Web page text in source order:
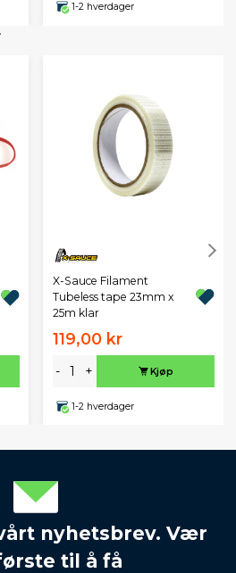
1-2 hverdager
X-Sauce Filament
Tubeless tape 23mm x
25m klar
119,00 kr
- + Kjøp
1-2 hverdager
nyhetsbrev. Vær
til å få